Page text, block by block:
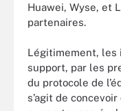
Huawei, Wyse, et
partenaires.
Légitimement, les
support, par les
du protocole de
s’agit de